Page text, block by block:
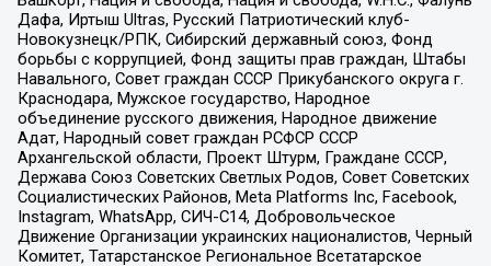
Дафа, Иртыш Ultras, Русский Патриотический клуб-
Новокузнецк/РПК, Сибирский державный союз, Фонд
борьбы с коррупцией, Фонд защиты прав граждан, Штабы
Навального, Совет граждан СССР Прикубанского округа г.
Краснодара, Мужское государство, Народное
объединение русского движения, Народное движение
Адат, Народный совет граждан РСФСР СССР
Архангельской области, Проект Штурм, Граждане СССР,
Держава Союз Советских Светлых Родов, Совет Советских
Социалистических Районов, Meta Platforms Inc, Facebook,
Instagram, WhatsApp, СИЧ-С14, Добровольческое
Движение Организации украинских националистов, Черный
Комитет, Татарстанское Региональное Всетатарское